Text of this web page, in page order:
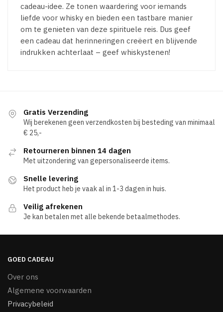
cadeau-idee. Ze tonen waardering voor iemands
liefde voor whisky en bieden een tastbare manier
om te genieten van deze spirituele reis. Dus geef
een cadeau dat herinneringen creëert en blijvende
indrukken achterlaat – geef whiskystenen!
Gratis Verzending
Wij berekenen geen verzendkosten bij besteding van minimaal
€ 25,-
Retourneren binnen 14 dagen
Met uitzondering van gepersonaliseerde items.
Snelle levering
Het product heb je vaak al in 1-3 dagen in huis.
Veilig afrekenen
Je kan betalen met alle bekende betaalmethodes.
GOED CADEAU
Over ons
Algemene voorwaarden
Privacybeleid